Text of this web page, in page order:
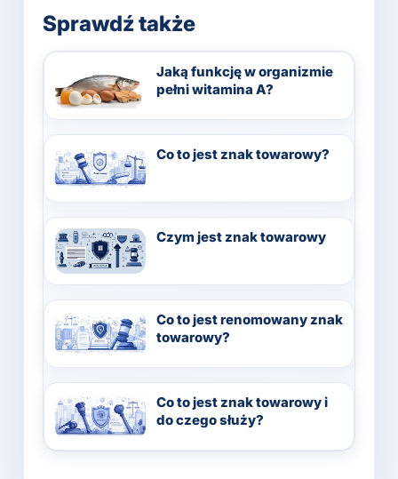
Sprawdź także
Jaką funkcję w organizmie
pełni witamina A?
Co to jest znak towarowy?
Czym jest znak towarowy
Co to jest renomowany znak
towarowy?
Co to jest znak towarowy i
do czego służy?